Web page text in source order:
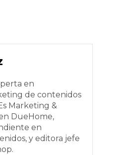
en
de contenidos
Marketing &
DueHome,
en
y editora jefe